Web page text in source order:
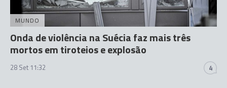
MUNDO
Onda de violência na Suécia faz mais três
mortos em tiroteios e explosão
28 Set 11:32 4